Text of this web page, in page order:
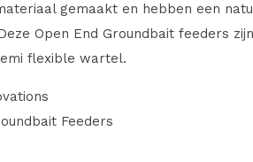
gemaakt en hebben een
Open End Groundbait feeders zijn
flexible wartel.
Feeders